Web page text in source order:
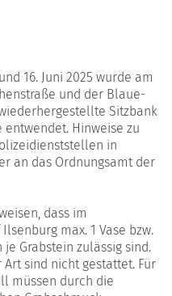
16. Juni 2025 wurde am
und der Blaue-
Sitzbank
Hinweise zu
in
an das Ordnungsamt der
dass im
max. 1 Vase bzw.
Grabstein zulässig sind.
sind nicht gestattet. Für
müssen durch die